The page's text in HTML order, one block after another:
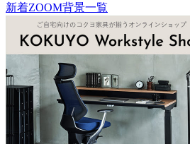
新着ZOOM背景一覧